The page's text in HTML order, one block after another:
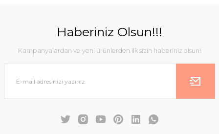
Haberiniz Olsun!!!
Kampanyalardan ve yeni ürünlerden ilk sizin haberiniz olsun!